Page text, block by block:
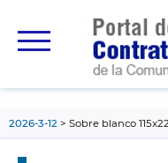
principal
2026-3-12 Sobre blanco